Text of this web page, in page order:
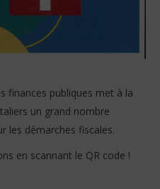
finances publiques met à la
un grand nombre
les démarches fiscales.
en scannant le QR code !